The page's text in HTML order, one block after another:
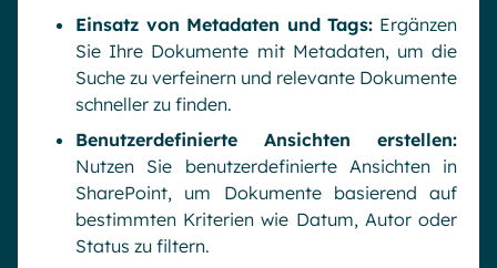
Einsatz von Metadaten und Tags: Ergänzen
Sie Ihre Dokumente mit Metadaten, um die
Suche zu verfeinern und relevante Dokumente
schneller zu finden.
Benutzerdefinierte Ansichten erstellen:
Nutzen Sie benutzerdefinierte Ansichten in
SharePoint, um Dokumente basierend auf
bestimmten Kriterien wie Datum, Autor oder
Status zu filtern.